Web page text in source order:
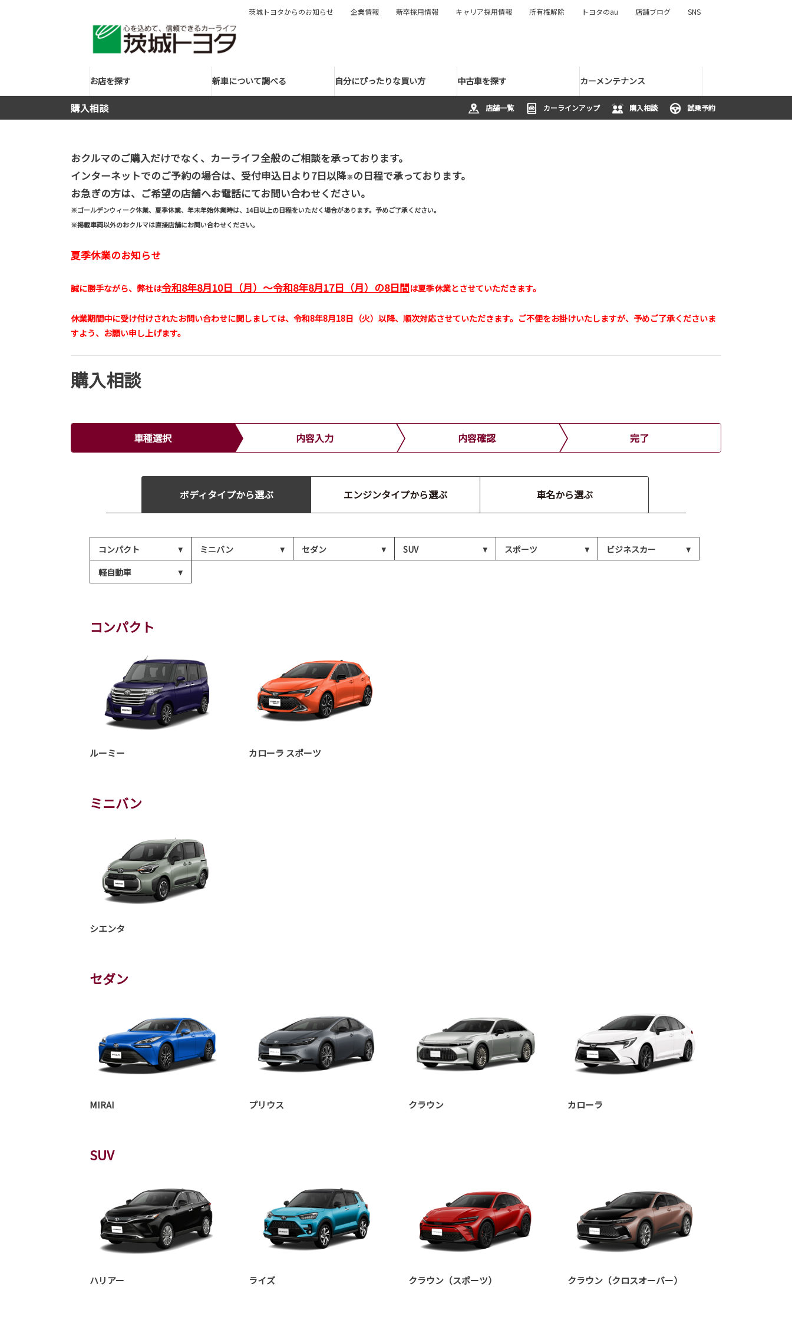
お店を探す 新車について調べる 自分にぴったりな買い方 中古車を探す カーメンテナンス
茨城トヨタからのお知らせ 企業情報 新卒採用情報 キャリア採用情報 所有権解除 トヨタのau 店舗ブログ SNS
購入相談 店舗一覧 カーラインアップ 購入相談 試乗予約
おクルマのご購入だけでなく、カーライフ全般のご相談を承っております。
インターネットでのご予約の場合は、受付申込日より7日以降※の日程で承っております。
お急ぎの方は、ご希望の店舗へお電話にてお問い合わせください。
※ゴールデンウィーク休業、夏季休業、年末年始休業時は、14日以上の日程をいただく場合があります。予めご了承ください。
※掲載車両以外のおクルマは直接店舗にお問い合わせください。
夏季休業のお知らせ
誠に勝手ながら、弊社は令和8年8月10日（月）～令和8年8月17日（月）の8日間は夏季休業とさせていただきます。
休業期間中に受け付けされたお問い合わせに関しましては、令和8年8月18日（火）以降、順次対応させていただきます。ご不便をお掛けいたしますが、予めご了承くださいま
すよう、お願い申し上げます。
購入相談
車種選択 内容入力 内容確認 完了
ボディタイプから選ぶ エンジンタイプから選ぶ 車名から選ぶ
コンパクト ミニバン セダン SUV スポーツ
ビジネスカー
軽自動車
コンパクト
ルーミー カローラ スポーツ
ミニバン
シエンタ
セダン
MIRAI プリウス クラウン カローラ
SUV
ハリアー ライズ クラウン（スポーツ） クラウン（クロスオーバー）